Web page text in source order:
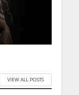
VIEW ALL POSTS